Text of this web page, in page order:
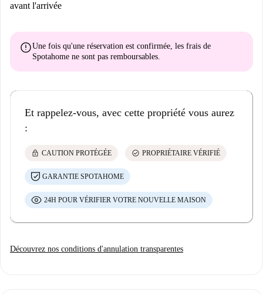
avant l'arrivée
errorUne fois qu'une réservation est confirmée, les frais de
Spotahome ne sont pas remboursables.
Et rappelez-vous, avec cette propriété vous aurez
:
lock CAUTION PROTÉGÉE check_circle PROPRIÉTAIRE VÉRIFIÉ
GARANTIE SPOTAHOME
24H POUR VÉRIFIER VOTRE NOUVELLE MAISON
Découvrez nos conditions d'annulation transparentes